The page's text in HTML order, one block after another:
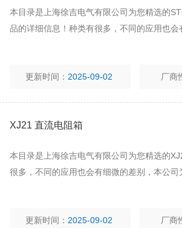
本目录是上海徐吉电气有限公司为您精选的
品的详细信息！种类有很多，不同的应用也会
更新时间： 2025-09-02 厂商
XJ21 直流电阻箱
本目录是上海徐吉电气有限公司为您精选的
很多，不同的应用也会有细微的差别，本公司
更新时间： 2025-09-02 厂商